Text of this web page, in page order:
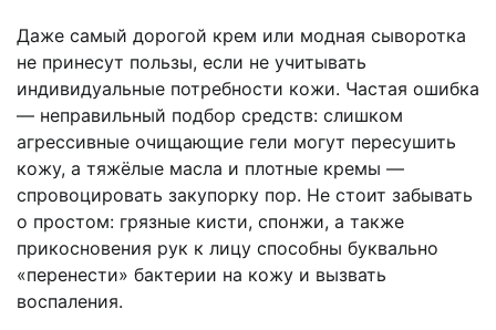
Даже самый дорогой крем или модная сыворотка
не принесут пользы, если не учитывать
индивидуальные потребности кожи. Частая ошибка
— неправильный подбор средств: слишком
агрессивные очищающие гели могут пересушить
кожу, а тяжёлые масла и плотные кремы —
спровоцировать закупорку пор. Не стоит забывать
о простом: грязные кисти, спонжи, а также
прикосновения рук к лицу способны буквально
«перенести» бактерии на кожу и вызвать
воспаления.